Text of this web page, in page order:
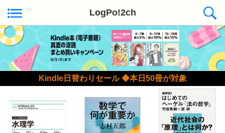
LogPo!2ch
Kindle日替わりセール ◆本日50冊が対象